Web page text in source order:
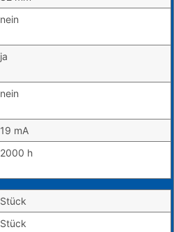
nein
ja
nein
19 mA
2000 h
Stück
Stück